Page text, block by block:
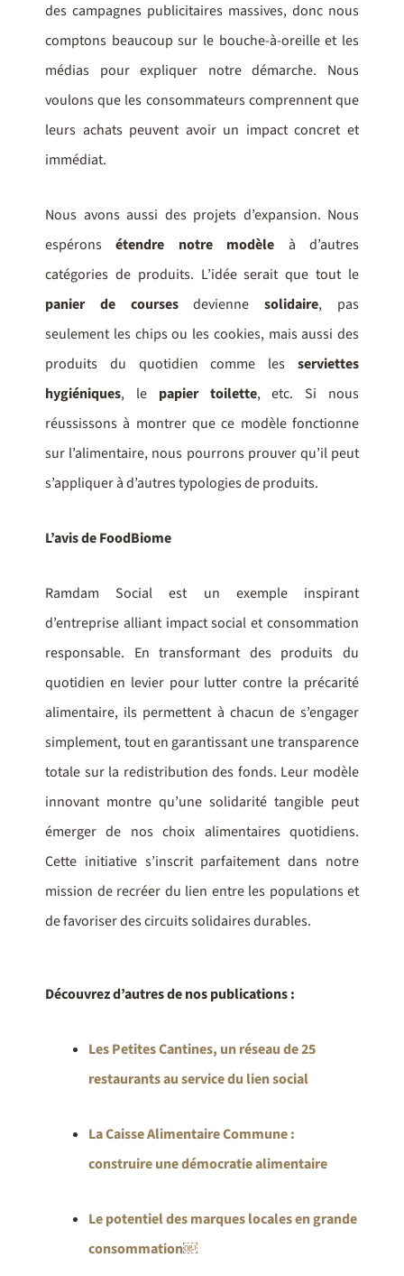
des campagnes publicitaires massives, donc nous
comptons beaucoup sur le bouche-à-oreille et les
médias pour expliquer notre démarche. Nous
voulons que les consommateurs comprennent que
leurs achats peuvent avoir un impact concret et
immédiat.
Nous avons aussi des projets d’expansion. Nous
espérons étendre notre modèle à d’autres
catégories de produits. L’idée serait que tout le
panier de coursesdeviennesolidaire, pas
seulement les chips ou les cookies, mais aussi des
produits du quotidien comme les serviettes
hygiéniques, le papier toilette, etc. Si nous
réussissons à montrer que ce modèle fonctionne
sur l’alimentaire, nous pourrons prouver qu’il peut
s’appliquer à d’autres typologies de produits.
L’avis de FoodBiome
Ramdam Social est un exemple inspirant
d’entreprise alliant impact social et consommation
responsable. En transformant des produits du
quotidien en levier pour lutter contre la précarité
alimentaire, ils permettent à chacun de s’engager
simplement, tout en garantissant une transparence
totale sur la redistribution des fonds. Leur modèle
innovant montre qu’une solidarité tangible peut
émerger de nos choix alimentaires quotidiens.
Cette initiative s’inscrit parfaitement dans notre
mission de recréer du lien entre les populations et
de favoriser des circuits solidaires durables.
Découvrez d’autres de nos publications :
Les Petites Cantines, un réseau de 25
restaurants au service du lien social
La Caisse Alimentaire Commune :
construire une démocratie alimentaire
Le potentiel des marques locales en grande
consommation￼